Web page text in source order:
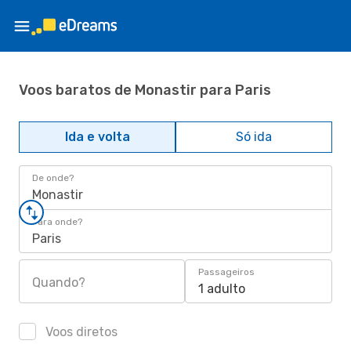
Voos baratos de Monastir para Paris
Ida e volta Só ida
De onde?
Monastir
Para onde?
Paris
Quando?
Passageiros
1 adulto
Voos diretos